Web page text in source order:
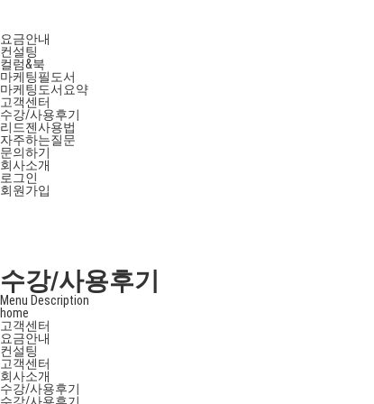
요금안내
컨설팅
컬럼&북
마케팅필도서
마케팅도서요약
고객센터
수강/사용후기
리드젠사용법
자주하는질문
문의하기
회사소개
로그인
회원가입
수강/사용후기
Menu Description
home
고객센터
요금안내
컨설팅
고객센터
회사소개
수강/사용후기